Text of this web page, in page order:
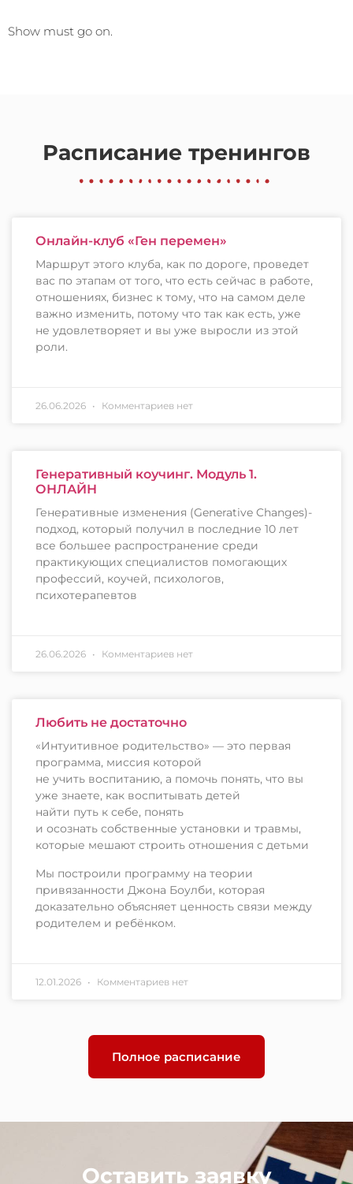
Show must go on.
Расписание тренингов
Онлайн-клуб «Ген перемен»
Маршрут этого клуба, как по дороге, проведет
вас по этапам от того, что есть сейчас в работе,
отношениях, бизнес к тому, что на самом деле
важно изменить, потому что так как есть, уже
не удовлетворяет и вы уже выросли из этой
роли.
26.06.2026 Комментариев нет
Генеративный коучинг. Модуль 1.
ОНЛАЙН
Генеративные изменения (Generative Changes)-
подход, который получил в последние 10 лет
все большее распространение среди
практикующих специалистов помогающих
профессий, коучей, психологов,
психотерапевтов
26.06.2026 Комментариев нет
Любить не достаточно
«Интуитивное родительство» — это первая
программа, миссия которой
не учить воспитанию, а помочь понять, что вы
уже знаете, как воспитывать детей
найти путь к себе, понять
и осознать собственные установки и травмы,
которые мешают строить отношения с детьми
Мы построили программу на теории
привязанности Джона Боулби, которая
доказательно объясняет ценность связи между
родителем и ребёнком.
12.01.2026 Комментариев нет
Полное расписание
Оставить заявку